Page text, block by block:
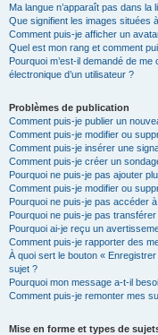
Ma langue n’apparaît pas dans la
Que signifient les images situées
Comment puis-je afficher un
Quel est mon rang et comment
Pourquoi m’est-il demandé de
électronique d’un utilisateur ?
Problèmes de publication
Comment puis-je publier un
Comment puis-je modifier ou
Comment puis-je insérer une
Comment puis-je créer un
Pourquoi ne puis-je pas ajouter
Comment puis-je modifier ou
Pourquoi ne puis-je pas accéder
Pourquoi ne puis-je pas
Pourquoi ai-je reçu un
Comment puis-je rapporter des
À quoi sert le bouton «
sujet ?
Pourquoi mon message a-t-il
Comment puis-je remonter mes
Mise en forme et types de